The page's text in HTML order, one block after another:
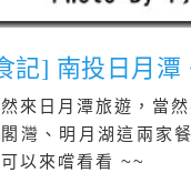
記] 南投日月潭
然來日月潭旅遊，當
灣、明月湖這兩家
以來嚐看看 ~~